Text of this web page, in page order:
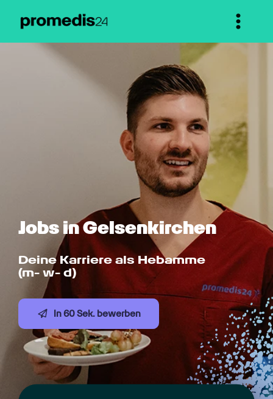
Jobs in Gelsenkirchen
Deine Karriere als Hebamme
(m- w- d)
In 60 Sek. bewerben